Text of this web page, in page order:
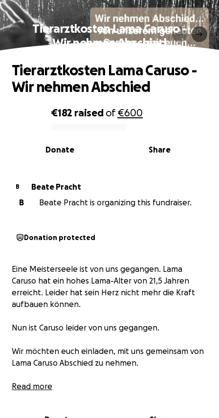
Tierarztkosten Lama Caruso -
Wir nehmen Abschied
0% complete
€182 raised of€600
Share
Donate
Tierarztkosten Lama Caruso -
Wir nehmen Abschied
B
Beate Pracht
B
Beate Pracht is organizing this fundraiser.
Donation protected
Eine Meisterseele ist von uns gegangen. Lama
Caruso hat ein hohes Lama-Alter von 21,5 Jahren
erreicht. Leider hat sein Herz nicht mehr die Kraft
aufbauen können.
Nun ist Caruso leider von uns gegangen.
Wir möchten euch einladen, mit uns gemeinsam von
Lama Caruso Abschied zu nehmen.
Lama Caruso hat mit Geduld, Freundlichkeit und
Read more